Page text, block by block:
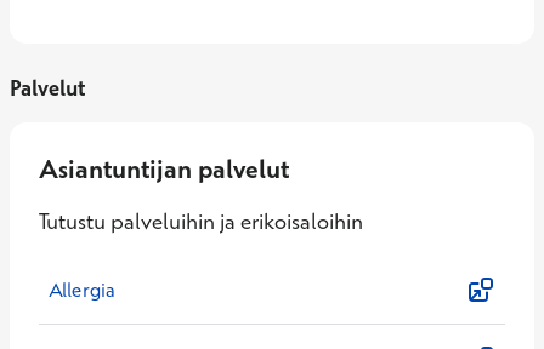
Palvelut
Asiantuntijan palvelut
Tutustu palveluihin ja erikoisaloihin
Allergia